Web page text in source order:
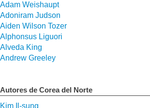
Adam Weishaupt
Adoniram Judson
Aiden Wilson Tozer
Alphonsus Liguori
Alveda King
Andrew Greeley
Autores de Corea del Norte
Kim Il-sung